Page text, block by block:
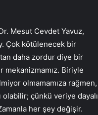
Mesut Cevdet Yavuz,
Çok kötülenecek bir
daha zordur diye bir
mekanizmamız. Biriyle
olmamamıza rağmen,
çünkü veriye dayalı
her şey değişir.